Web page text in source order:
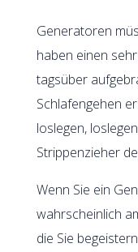
Generatoren
haben einen
tagsüber
Schlafengehen
loslegen,
Strippenzieher
Wenn Sie ein
wahrscheinlich
die Sie